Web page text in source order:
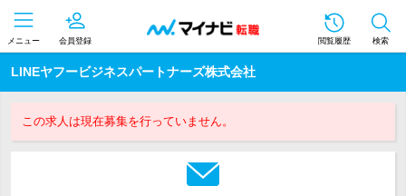
メニュー 会員登録 閲覧履歴 検索
LINEヤフービジネスパートナーズ株式会社
この求人は現在募集を行っていません。